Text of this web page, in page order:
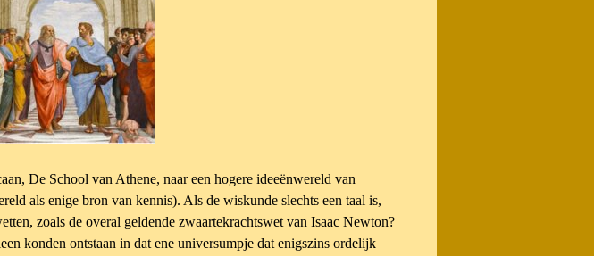
De School van Athene, naar een hogere ideeënwereld van
als enige bron van kennis). Als de wiskunde slechts een taal is,
zoals de overal geldende zwaartekrachtswet van Isaac Newton?
konden ontstaan in dat ene universumpje dat enigszins ordelijk